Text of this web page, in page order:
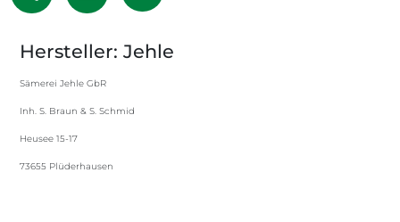
Hersteller: Jehle
Sämerei Jehle GbR
Inh. S. Braun & S. Schmid
Heusee 15-17
73655 Plüderhausen